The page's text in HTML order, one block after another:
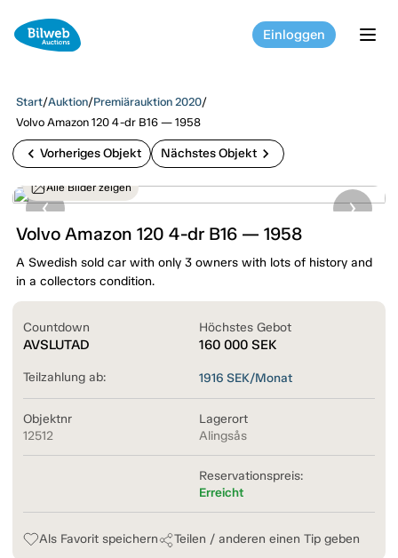
Einloggen
Start/Auktion/Premiärauktion 2020/
Volvo Amazon 120 4-dr B16 — 1958
chevron_left Vorheriges Objekt Nächstes Objekt chevron_right
Alle Bilder zeigen
Volvo Amazon 120 4-dr B16 — 1958
A Swedish sold car with only 3 owners with lots of history and
in a collectors condition.
Countdown
AVSLUTAD
Höchstes Gebot
160 000 SEK
Teilzahlung ab: 1916 SEK/Monat
Objektnr
12512
Lagerort
Alingsås
Reservationspreis:
Erreicht
Als Favorit speichern Teilen / anderen einen Tip geben